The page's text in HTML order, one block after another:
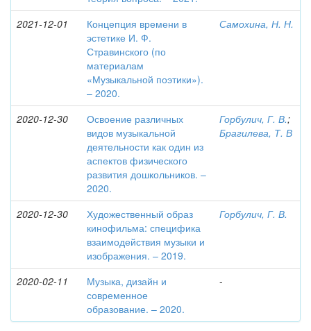
2021-12-01
Концепция времени в
эстетике И. Ф.
Стравинского (по
материалам
«Музыкальной поэтики»).
– 2020.
Самохина, Н. Н.
2020-12-30
Освоение различных
видов музыкальной
деятельности как один из
аспектов физического
развития дошкольников. –
2020.
Горбулич, Г. В.;
Брагилева, Т. В
2020-12-30
Художественный образ
кинофильма: специфика
взаимодействия музыки и
изображения. – 2019.
Горбулич, Г. В.
2020-02-11
Музыка, дизайн и
современное
образование. – 2020.
-